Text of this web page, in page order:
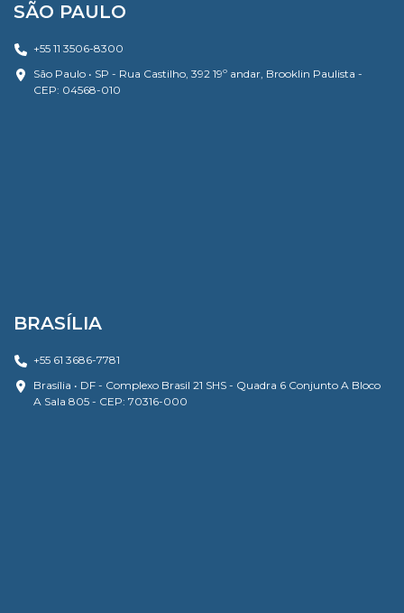
SÃO PAULO
+55 11 3506-8300
São Paulo • SP - Rua Castilho, 392 19º andar, Brooklin Paulista -
CEP: 04568-010
BRASÍLIA
+55 61 3686-7781
Brasília • DF - Complexo Brasil 21 SHS - Quadra 6 Conjunto A Bloco
A Sala 805 - CEP: 70316-000